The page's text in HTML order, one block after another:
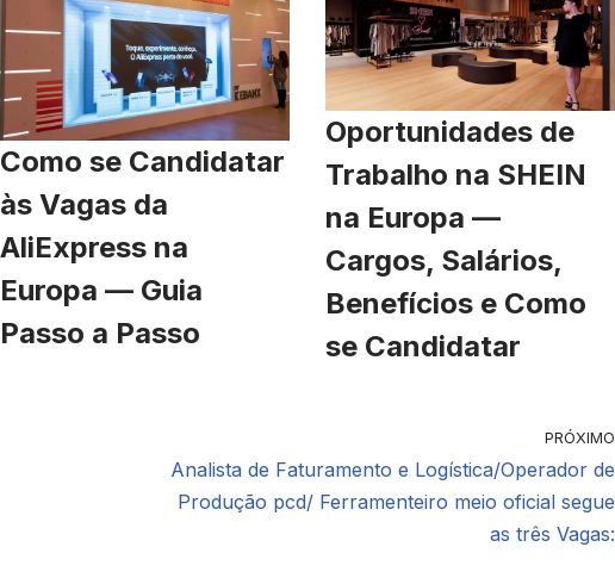
Como se Candidatar
às Vagas da
AliExpress na
Europa — Guia
Passo a Passo
Oportunidades de
Trabalho na SHEIN
na Europa —
Cargos, Salários,
Benefícios e Como
se Candidatar
PRÓXIMO
Analista de Faturamento e Logística/Operador de
Produção pcd/ Ferramenteiro meio oficial segue
as três Vagas: